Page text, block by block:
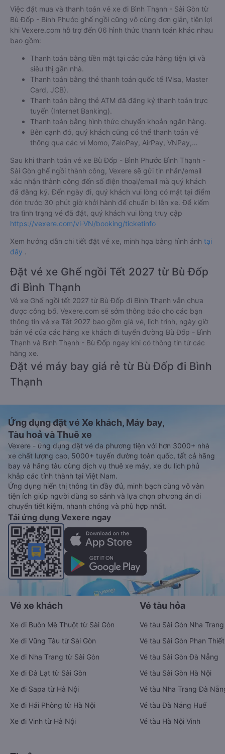
Việc đặt mua và thanh toán vé xe đi Bình Thạnh - Sài Gòn từ
Bù Đốp - Bình Phước ghế ngồi cũng vô cùng đơn giản, tiện lợi
khi Vexere.com hỗ trợ đến 06 hình thức thanh toán khác nhau
bao gồm:
Thanh toán bằng tiền mặt tại các cửa hàng tiện lợi và
siêu thị gần nhà.
Thanh toán bằng thẻ thanh toán quốc tế (Visa, Master
Card, JCB).
Thanh toán bằng thẻ ATM đã đăng ký thanh toán trực
tuyến (Internet Banking).
Thanh toán bằng hình thức chuyển khoản ngân hàng.
Bên cạnh đó, quý khách cũng có thể thanh toán vé
thông qua các ví Momo, ZaloPay, AirPay, VNPay,…
Sau khi thanh toán vé xe Bù Đốp - Bình Phước Bình Thạnh -
Sài Gòn ghế ngồi thành công, Vexere sẽ gửi tin nhắn/email
xác nhận thành công đến số điện thoại/email mà quý khách
đã đăng ký. Đến ngày đi, quý khách vui lòng có mặt tại điểm
đón trước 30 phút giờ khởi hành để chuẩn bị lên xe. Để kiểm
tra tình trạng vé đã đặt, quý khách vui lòng truy cập
https://vexere.com/vi-VN/booking/ticketinfo
Xem hướng dẫn chi tiết đặt vé xe, minh họa bằng hình ảnh tại
đây .
Đặt vé xe Ghế ngồi Tết 2027 từ Bù Đốp
đi Bình Thạnh
Vé xe Ghế ngồi tết 2027 từ Bù Đốp đi Bình Thạnh vẫn chưa
được công bố. Vexere.com sẽ sớm thông báo cho các bạn
thông tin vé xe Tết 2027 bao gồm giá vé, lịch trình, ngày giờ
bán vé của các hãng xe khách đi tuyến đường Bù Đốp - Bình
Thạnh và Bình Thạnh - Bù Đốp ngay khi có thông tin từ các
hãng xe.
Đặt vé máy bay giá rẻ từ Bù Đốp đi Bình
Thạnh
Ứng dụng đặt vé Xe khách, Máy bay,
Tàu hoả và Thuê xe
Vexere - ứng dụng đặt vé đa phương tiện với hơn 3000+ nhà
xe chất lượng cao, 5000+ tuyến đường toàn quốc, tất cả hãng
bay và hãng tàu cùng dịch vụ thuê xe máy, xe du lịch phủ
khắp các tỉnh thành tại Việt Nam.
Ứng dụng hiển thị thông tin đầy đủ, minh bạch cùng vô vàn
tiện ích giúp người dùng so sánh và lựa chọn phương án di
chuyển tiết kiệm, nhanh chóng và phù hợp nhất.
Tải ứng dụng Vexere ngay
Vé xe khách
Xe đi Buôn Mê Thuột từ Sài Gòn
Xe đi Vũng Tàu từ Sài Gòn
Xe đi Nha Trang từ Sài Gòn
Xe đi Đà Lạt từ Sài Gòn
Xe đi Sapa từ Hà Nội
Xe đi Hải Phòng từ Hà Nội
Xe đi Vinh từ Hà Nội
Vé tàu hỏa
Vé tàu Sài Gòn Nha Trang
Vé tàu Sài Gòn Phan Thiết
Vé tàu Sài Gòn Đà Nẵng
Vé tàu Sài Gòn Hà Nội
Vé tàu Nha Trang Đà
Vé tàu Đà Nẵng Huế
Vé tàu Hà Nội Vinh